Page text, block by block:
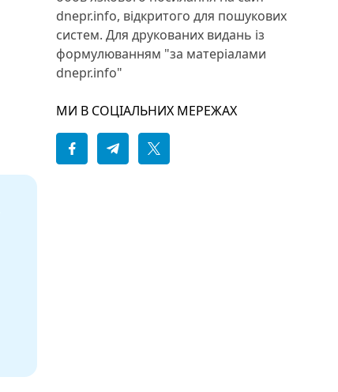
dnepr.info, відкритого для пошукових
систем. Для друкованих видань із
формулюванням "за матеріалами
dnepr.info"
МИ В СОЦІАЛЬНИХ МЕРЕЖАХ